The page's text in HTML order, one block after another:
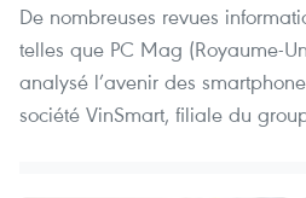
De nombreuses revues
telles que PC Mag (Royaume-
analysé l’avenir des
société VinSmart, filiale du